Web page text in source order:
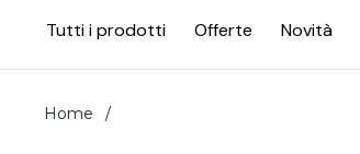
Tutti i prodotti Offerte Novità
Home /